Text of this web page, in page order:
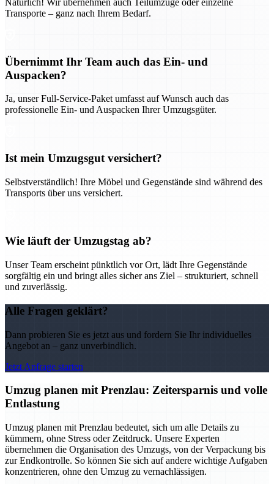
Transporte – ganz nach Ihrem Bedarf.
Übernimmt Ihr Team auch das Ein- und
Auspacken?
Ja, unser Full-Service-Paket umfasst auf Wunsch auch das
professionelle Ein- und Auspacken Ihrer Umzugsgüter.
Ist mein Umzugsgut versichert?
Selbstverständlich! Ihre Möbel und Gegenstände sind während des
Transports über uns versichert.
Wie läuft der Umzugstag ab?
Unser Team erscheint pünktlich vor Ort, lädt Ihre Gegenstände
sorgfältig ein und bringt alles sicher ans Ziel – strukturiert, schnell
und zuverlässig.
Alle Fragen geklärt?
Dann probieren Sie es jetzt aus und fordern Sie Ihr individuelles
Angebot an – ganz unverbindlich.
Jetzt Anfrage starten
Umzug planen mit Prenzlau: Zeitersparnis und volle
Entlastung
Umzug planen mit Prenzlau bedeutet, sich um alle Details zu
kümmern, ohne Stress oder Zeitdruck. Unsere Experten
übernehmen die Organisation des Umzugs, von der Verpackung bis
zur Endkontrolle. So können Sie sich auf andere wichtige Aufgaben
konzentrieren, ohne den Umzug zu vernachlässigen.